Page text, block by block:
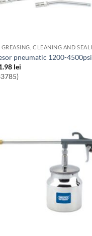
pneumatic 1200-4500psi
lei